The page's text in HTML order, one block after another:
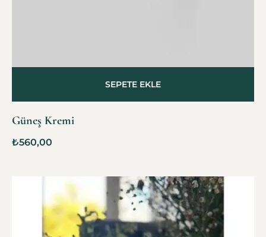
Güneş Kremi
₺560,00
SEPETE EKLE